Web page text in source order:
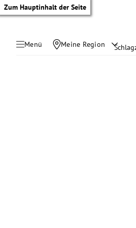
Zum Hauptinhalt der Seite
Menü Meine Region